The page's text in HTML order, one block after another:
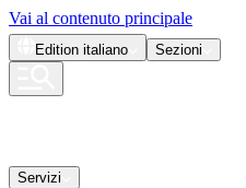
Vai al contenuto principale
Edition italiano Sezioni
Servizi